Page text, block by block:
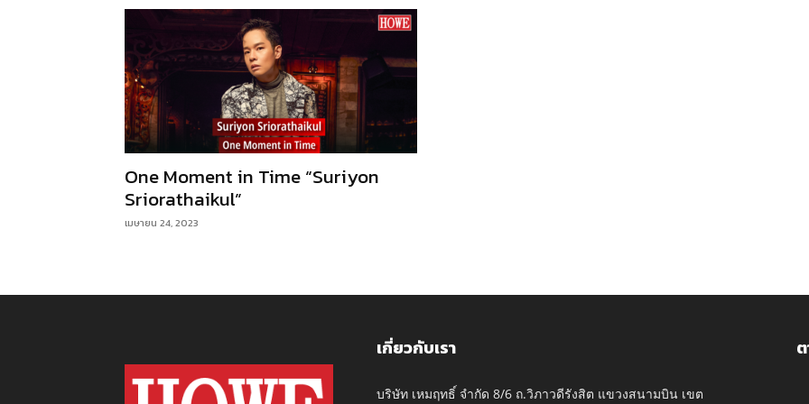
One Moment in Time “Suriyon
Sriorathaikul”
เมษายน 24, 2023
เกี่ยวกับเรา
บริษัท เหมฤทธิ์ จำกัด 8/6 ถ.วิภาวดีรังสิต แขวงสนามบิน เขต